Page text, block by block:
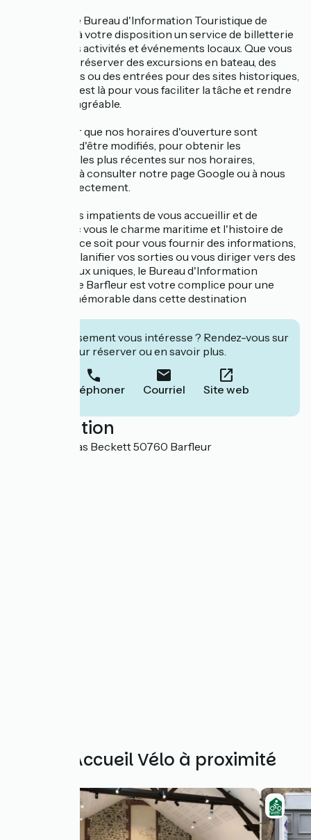
Par ailleurs, le Bureau d'Information Touristique de
Barfleur met à votre disposition un service de billetterie
pour diverses activités et événements locaux. Que vous
ayez envie de réserver des excursions en bateau, des
visites guidées ou des entrées pour des sites historiques,
notre équipe est là pour vous faciliter la tâche et rendre
votre séjour agréable.
Veuillez noter que nos horaires d'ouverture sont
susceptibles d'être modifiés, pour obtenir les
informations les plus récentes sur nos horaires,
n'hésitez pas à consulter notre page Google ou à nous
contacter directement.
Nous sommes impatients de vous accueillir et de
partager avec vous le charme maritime et l'histoire de
Barfleur. Que ce soit pour vous fournir des informations,
vous aider à planifier vos sorties ou vous diriger vers des
produits locaux uniques, le Bureau d'Information
Touristique de Barfleur est votre complice pour une
expérience mémorable dans cette destination
Cet établissement vous intéresse ? Rendez-vous sur
leur site pour réserver ou en savoir plus.
Téléphoner Courriel Site web
Localisation
39 rue Thomas Beckett 50760 Barfleur
Autres Accueil Vélo à proximité